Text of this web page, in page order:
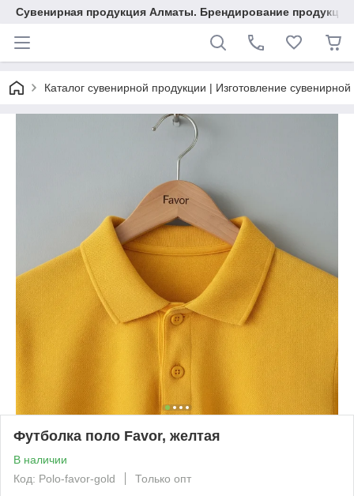
Сувенирная продукция Алматы. Брендирование
Каталог сувенирной продукции | Изготовление
Футболка поло Favor, желтая
В наличии
Код: Polo-favor-gold
Только опт